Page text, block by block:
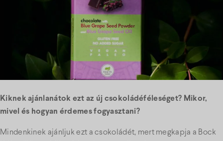
Kiknek ajánlanátok ezt az új csokoládéféleséget? Mikor,
mivel és hogyan érdemes fogyasztani?
Mindenkinek ajánljuk ezt a csokoládét, mert megkapja a Bock